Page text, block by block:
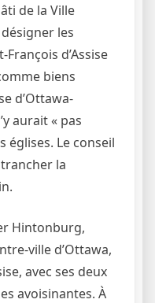
de la Ville
les
d’Assise
biens
d’Ottawa-
aurait « pas
églises. Le conseil
la
Hintonburg,
ville d’Ottawa,
avec ses deux
avoisinantes. À